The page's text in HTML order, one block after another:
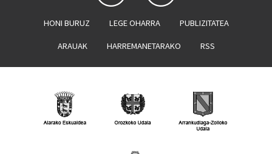
HONI BURUZ LEGE OHARRA PUBLIZITATEA
ARAUAK HARREMANETARAKO RSS